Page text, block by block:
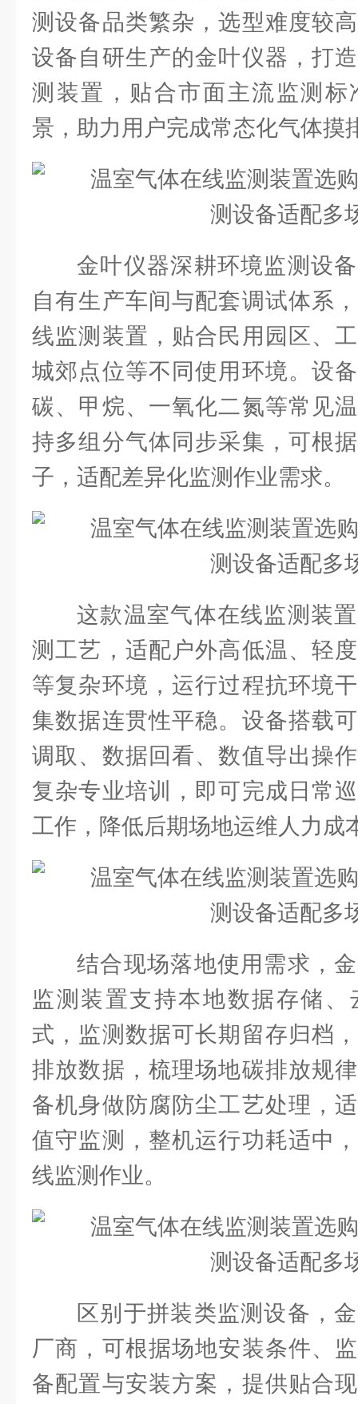
测设备品类繁杂，选型难度较
设备自研生产的金叶仪器，打
测装置，贴合市面主流监测标
景，助力用户完成常态化气体摸
金叶仪器深耕环境监测设
自有生产车间与配套调试体系
线监测装置，贴合民用园区、
城郊点位等不同使用环境。设
碳、甲烷、一氧化二氮等常见
持多组分气体同步采集，可根
子，适配差异化监测作业需求。
这款温室气体在线监测装
测工艺，适配户外高低温、轻
等复杂环境，运行过程抗环境
集数据连贯性平稳。设备搭载
调取、数据回看、数值导出操
复杂专业培训，即可完成日常
工作，降低后期场地运维人力成
结合现场落地使用需求，
监测装置支持本地数据存储
式，监测数据可长期留存归档
排放数据，梳理场地碳排放规
备机身做防腐防尘工艺处理，
值守监测，整机运行功耗适中
线监测作业。
区别于拼装类监测设备，
厂商，可根据场地安装条件、
备配置与安装方案，提供贴合